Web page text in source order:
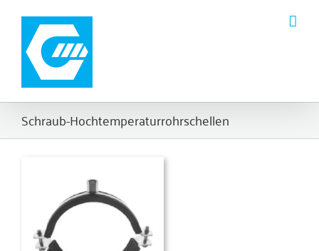
Inhalt
springen
Schraub-Hochtemperaturrohrschellen